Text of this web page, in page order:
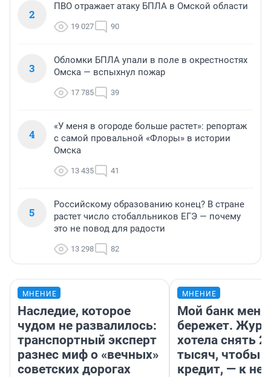
2
ПВО отражает атаку БПЛА в Омской области
19 027 90
3
Обломки БПЛА упали в поле в окрестностях
Омска — вспыхнул пожар
17 785 39
4
«У меня в огороде больше растет»: репортаж
с самой провальной «Флоры» в истории
Омска
13 435 41
5
Российскому образованию конец? В стране
растет число стобалльников ЕГЭ — почему
это не повод для радости
13 298 82
МНЕНИЕ
Наследие, которое
чудом не развалилось:
транспортный эксперт
разнес миф о «вечных»
советских дорогах
МНЕНИЕ
Мой банк меня
бережет.
хотела снять
тысяч, чтобы
кредит, — к